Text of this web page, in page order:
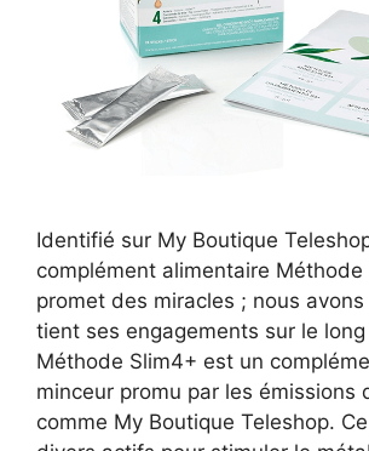
Identifié sur My Boutique
complément alimentaire Méthode
promet des miracles ; nous avons
tient ses engagements sur le
Méthode Slim4+ est un
minceur promu par les émissions
comme My Boutique Teleshop.